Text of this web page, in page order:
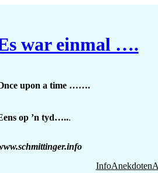
war einmal ….
upon a time …….
op ’n tyd…...
InfoAnekdoten